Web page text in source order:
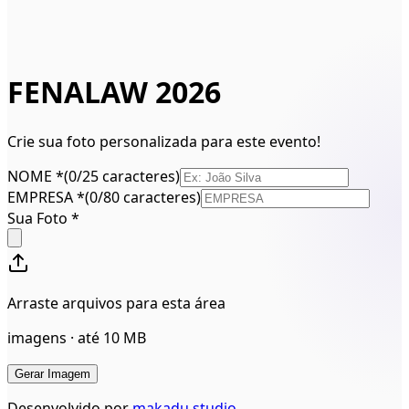
FENALAW 2026
Crie sua foto personalizada para este evento!
NOME *(0/25 caracteres)
EMPRESA*(0/80 caracteres)
Sua Foto *
Arraste arquivos para esta área
imagens · até 10 MB
Gerar Imagem